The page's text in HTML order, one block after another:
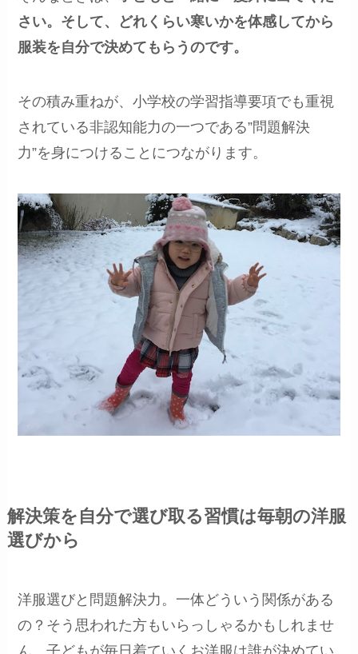
さい。そして、どれくらい寒いかを体感してから
服装を自分で決めてもらうのです。
その積み重ねが、小学校の学習指導要項でも重視
されている非認知能力の一つである”問題解決
力”を身につけることにつながります。
解決策を自分で選び取る習慣は毎朝の洋服
選びから
洋服選びと問題解決力。一体どういう関係がある
の？そう思われた方もいらっしゃるかもしれませ
ん。子どもが毎日着ていくお洋服は誰が決めてい